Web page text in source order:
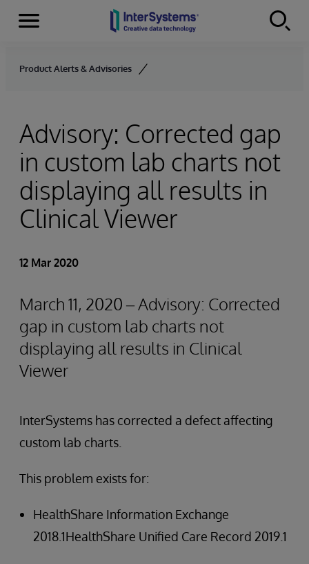
Skip to content
Menu
Product Alerts & Advisories
Advisory: Corrected gap
in custom lab charts not
displaying all results in
Clinical Viewer
12 Mar 2020
March 11, 2020 – Advisory: Corrected
gap in custom lab charts not
displaying all results in Clinical
Viewer
InterSystems has corrected a defect affecting
custom lab charts.
This problem exists for:
HealthShare Information Exchange
2018.1HealthShare Unified Care Record 2019.1